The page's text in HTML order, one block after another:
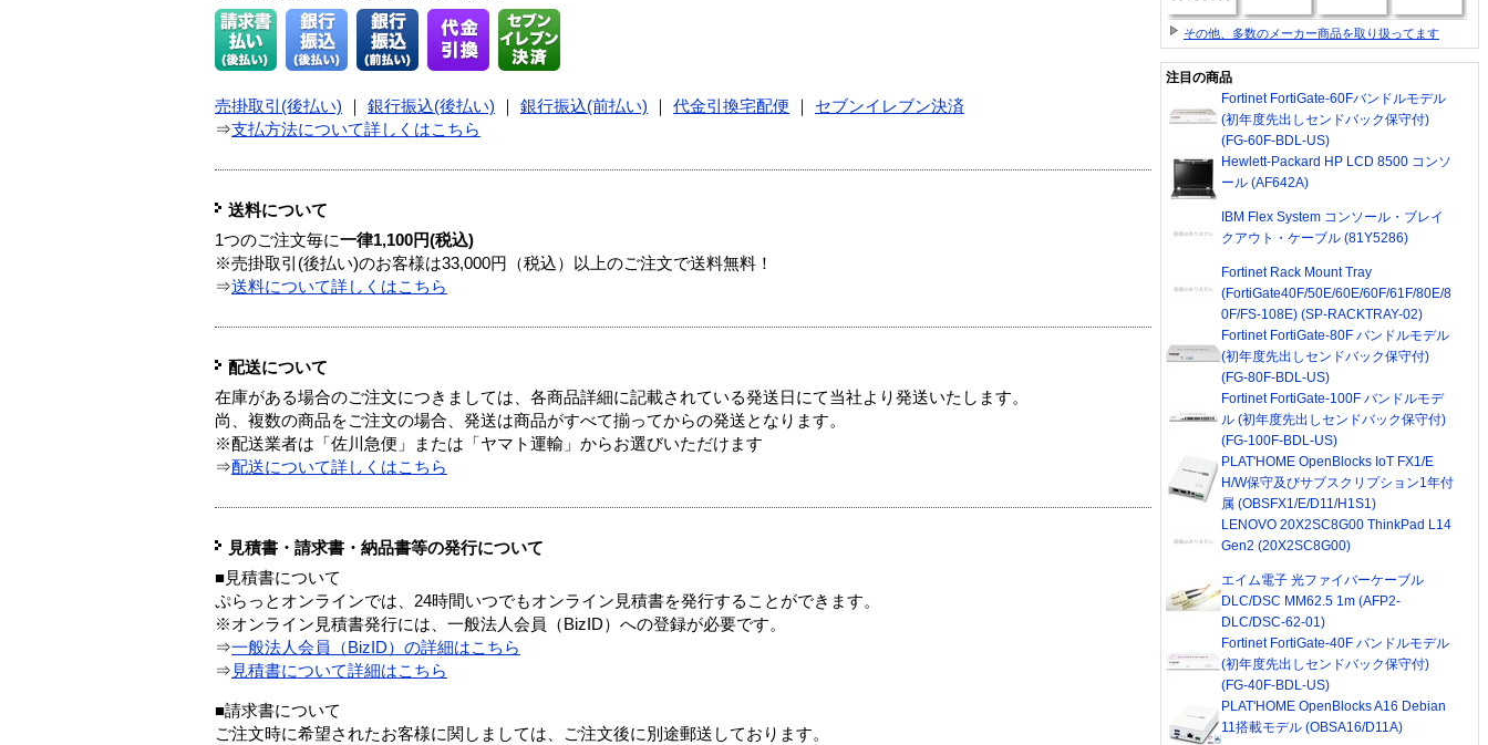
売掛取引(後払い) 銀行振込(後払い) 銀行振込(前払い) 代金引換宅配便
セブンイレブン決済
⇒支払方法について詳しくはこちら
送料について
1つのご注文毎に一律1,100円(税込)
※売掛取引(後払い)のお客様は33,000円（税込）以上のご注文で送料無料！
⇒送料について詳しくはこちら
配送について
在庫がある場合のご注文につきましては、各商品詳細に記載されている発送日にて当社より発送いたします。
尚、複数の商品をご注文の場合、発送は商品がすべて揃ってからの発送となります。
※配送業者は「佐川急便」または「ヤマト運輸」からお選びいただけます
⇒配送について詳しくはこちら
見積書・請求書・納品書等の発行について
■見積書について
ぷらっとオンラインでは、24時間いつでもオンライン見積書を発行することができます。
※オンライン見積書発行には、一般法人会員（BizID）への登録が必要です。
⇒一般法人会員（BizID）の詳細はこちら
⇒ 見積書について詳細はこちら
■請求書について
ご注文時に希望されたお客様に関しましては、ご注文後に別途郵送しております。
その他、多数のメーカー商品を取り扱ってます
注目の商品
Fortinet FortiGate-60Fバンドルモデル
(初年度先出しセンドバック保守付)
(FG-60F-BDL-US)
Hewlett-Packard HP LCD 8500 コンソ
ール (AF642A)
IBM Flex System コンソール・ブレイ
クアウト・ケーブル (81Y5286)
Fortinet Rack Mount Tray
(FortiGate40F/50E/60E/60F/61F/80E/8
0F/FS-108E) (SP-RACKTRAY-02)
Fortinet FortiGate-80F バンドルモデル
(初年度先出しセンドバック保守付)
(FG-80F-BDL-US)
Fortinet FortiGate-100F バンドルモデ
ル (初年度先出しセンドバック保守付)
(FG-100F-BDL-US)
PLAT'HOME OpenBlocks IoT FX1/E
H/W保守及びサブスクリプション1年付
属 (OBSFX1/E/D11/H1S1)
LENOVO 20X2SC8G00 ThinkPad L14
Gen2 (20X2SC8G00)
エイム電子 光ファイバーケーブル
DLC/DSC MM62.5 1m (AFP2-
DLC/DSC-62-01)
Fortinet FortiGate-40F バンドルモデル
(初年度先出しセンドバック保守付)
(FG-40F-BDL-US)
PLAT'HOME OpenBlocks A16 Debian
11搭載モデル (OBSA16/D11A)